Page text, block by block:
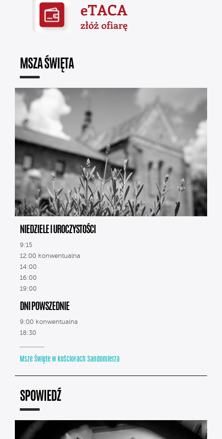
MSZA ŚWIĘTA
NIEDZIELE I UROCZYSTOŚCI
9:15
12:00 konwentualna
14:00
16:00
19:00
DNI POWSZEDNIE
9:00 konwentualna
18:30
Msze Święte w kościołach Sandomierza
SPOWIEDŹ